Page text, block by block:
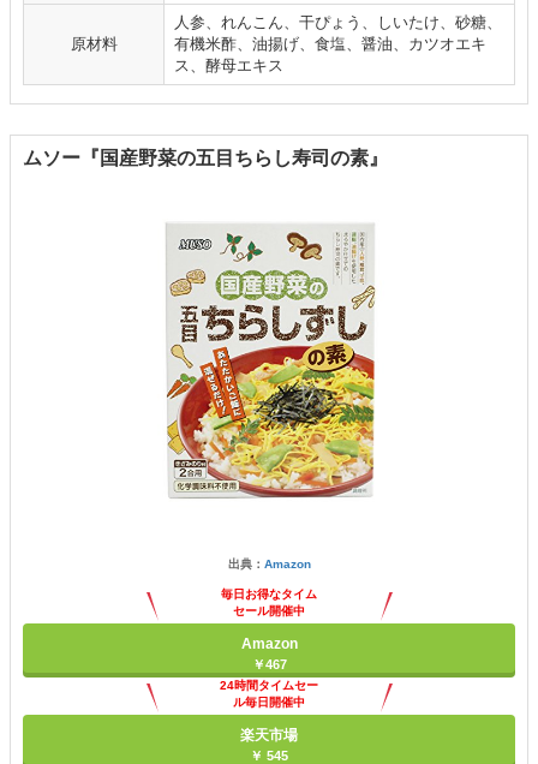
原材料
人参、れんこん、干ぴょう、しいたけ、砂糖、
有機米酢、油揚げ、食塩、醤油、カツオエキ
ス、酵母エキス
ムソー『国産野菜の五目ちらし寿司の素』
出典： Amazon
毎日お得なタイム
セール開催中
Amazon
￥467
24時間タイムセー
ル毎日開催中
楽天市場
￥ 545